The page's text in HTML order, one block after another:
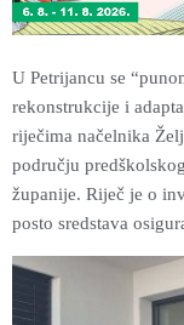
U Petrijancu se
rekonstrukcije i
riječima načelnika
području
županije. Riječ je o
posto sredstava